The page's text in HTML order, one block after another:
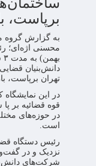
برپاست،
به گزارش گروه
دانش‌بنیان
تهران برپاست،
در این
قوه قضائیه بر
در حوزه‌های
است.
رئیس دستگاه قضا
نزدیک و در
شرکت‌های